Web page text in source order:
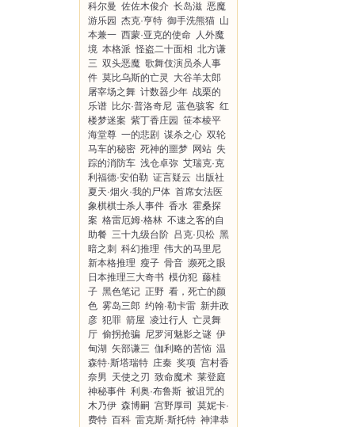
科尔曼 佐佐木俊介 长岛滋 恶魔
游乐园 杰克·亨特 御手洗熊猫 山
本兼一 西蒙·亚克的使命 人外魔
境 本格派 怪盗二十面相 北方谦
三 双头恶魔 歌舞伎演员杀人事
件 莫比乌斯的亡灵
大谷羊太郎
屠宰场之舞 计数器少年 战栗的
乐谱 比尔·普洛奇尼 蓝色骇客 红
楼梦迷案 紫丁香庄园 笹本棱平
海堂尊 一的悲剧 谋杀之心 双轮
马车的秘密 死神的噩梦 网站 失
踪的消防车 浅仓卓弥 艾瑞克·克
利福德·安伯勒 证言疑云 出版社
夏天·烟火·我的尸体 首席女法医
象棋棋士杀人事件 香水 霍桑探
案 格雷厄姆·格林 不速之客的自
助餐 三十九级台阶 吕克·贝松 黑
暗之刺 科幻推理 伟大的马里尼
新本格推理 瘦子 骨音 濒死之眼
日本推理三大奇书 模仿犯 藤桂
子 黑色笔记 正野 看，死亡的颜
色 雾岛三郎 约翰·勒卡雷 新井政
彦 犯罪 箭屋 凌辻行人 亡灵舞
厅 偷拐抢骗 尼罗河魅影之谜 伊
甸湖 矢部谦三 伽利略的苦恼 温
森特·斯塔瑞特 庄秦 奖项 宫村香
奈男 天使之刃 致命魔术 莱登庭
神秘事件 利奥·布鲁斯 被诅咒的
木乃伊 森博嗣 宫野厚司
莫妮卡·
费特 百科 雷克斯·斯托特 神津恭